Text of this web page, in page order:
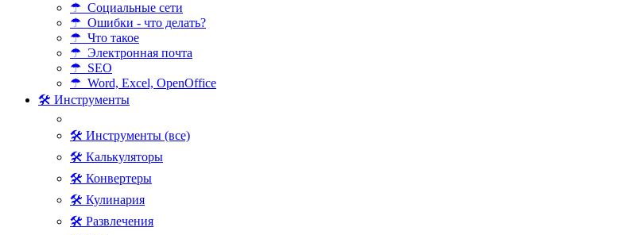
☂ Социальные сети
☂ Ошибки - что делать?
☂ Что такое
☂ Электронная почта
☂ SEO
☂ Word, Excel, OpenOffice
🛠 Инструменты
🛠 Инструменты (все)
🛠 Калькуляторы
🛠 Конвертеры
🛠 Кулинария
🛠 Развлечения